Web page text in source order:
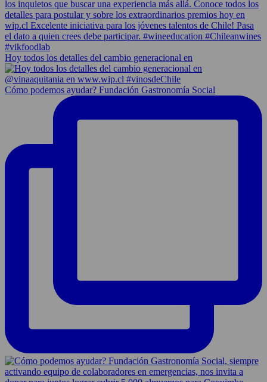
Hoy todos los detalles del cambio generacional en
Cómo podemos ayudar? Fundación Gastronomía Social